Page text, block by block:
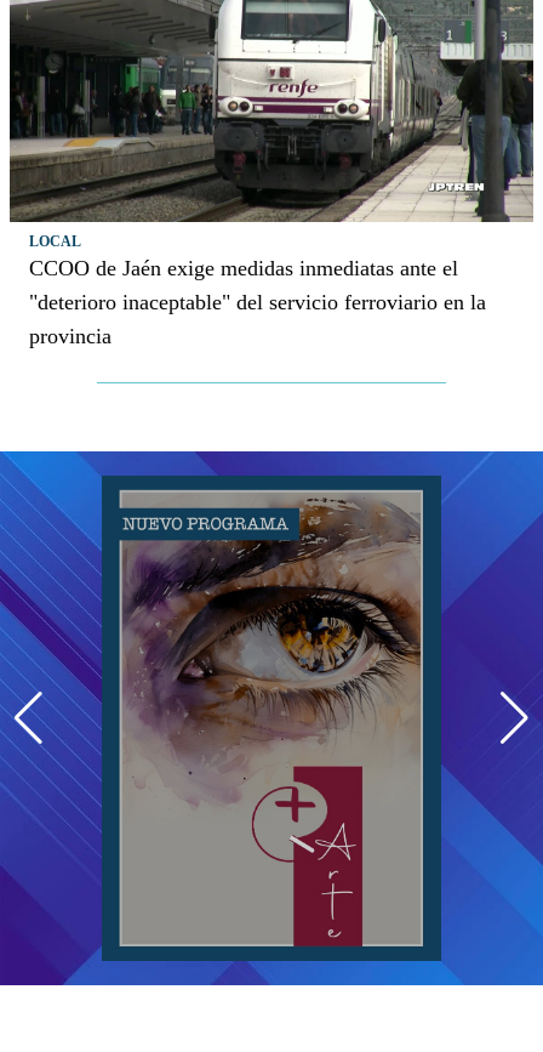
LOCAL
CCOO de Jaén exige medidas inmediatas ante el
"deterioro inaceptable" del servicio ferroviario en la
provincia